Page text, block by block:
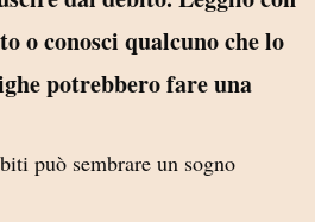
o conosci qualcuno che lo
potrebbero fare una
può sembrare un sogno